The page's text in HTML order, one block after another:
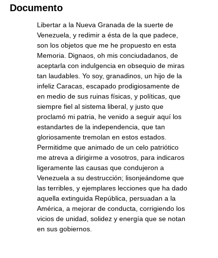
Documento
Libertar a la Nueva Granada de la suerte de
Venezuela, y redimir a ésta de la que padece,
son los objetos que me he propuesto en esta
Memoria. Dignaos, oh mis conciudadanos, de
aceptarla con indulgencia en obsequio de miras
tan laudables. Yo soy, granadinos, un hijo de la
infeliz Caracas, escapado prodigiosamente de
en medio de sus ruinas físicas, y políticas, que
siempre fiel al sistema liberal, y justo que
proclamó mi patria, he venido a seguir aquí los
estandartes de la independencia, que tan
gloriosamente tremolan en estos estados.
Permitidme que animado de un celo patriótico
me atreva a dirigirme a vosotros, para indicaros
ligeramente las causas que condujeron a
Venezuela a su destrucción; lisonjeándome que
las terribles, y ejemplares lecciones que ha dado
aquella extinguida República, persuadan a la
América, a mejorar de conducta, corrigiendo los
vicios de unidad, solidez y energía que se notan
en sus gobiernos.